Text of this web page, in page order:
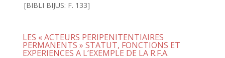
[BIBLI BIJUS: F. 133]
LES « ACTEURS PERIPENITENTIAIRES
PERMANENTS » STATUT, FONCTIONS ET
EXPERIENCES A L’EXEMPLE DE LA R.F.A.